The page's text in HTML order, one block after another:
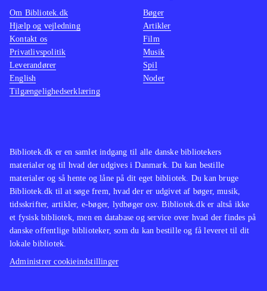
Bibliotek.dk er en samlet indgang til alle danske bibliotekers
materialer og til hvad der udgives i Danmark. Du kan bestille
materialer og så hente og låne på dit eget bibliotek. Du kan bruge
Bibliotek.dk til at søge frem, hvad der er udgivet af bøger, musik,
tidsskrifter, artikler, e-bøger, lydbøger osv. Bibliotek.dk er altså ikke
et fysisk bibliotek, men en database og service over hvad der findes på
danske offentlige biblioteker, som du kan bestille og få leveret til dit
lokale bibliotek.
Administrer cookieindstillinger
Om Bibliotek.dk
Hjælp og vejledning
Kontakt os
Privatlivspolitik
Leverandører
English
Tilgængelighedserklæring
Bøger
Artikler
Film
Musik
Spil
Noder